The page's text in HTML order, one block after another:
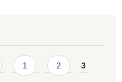
1 2 3